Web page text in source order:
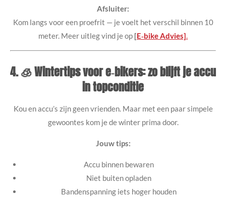
Afsluiter:
Kom langs voor een proefrit — je voelt het verschil binnen 10
meter. Meer uitleg vind je op [E‑bike Advies].
4. 🧊 Wintertips voor e‑bikers: zo blijft je accu
in topconditie
Kou en accu’s zijn geen vrienden. Maar met een paar simpele
gewoontes kom je de winter prima door.
Jouw tips:
Accu binnen bewaren
Niet buiten opladen
Bandenspanning iets hoger houden